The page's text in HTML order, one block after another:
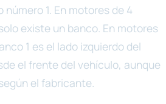
1. En motores de 4
existe un banco. En motores
1 es el lado izquierdo del
el frente del vehículo, aunque
el fabricante.